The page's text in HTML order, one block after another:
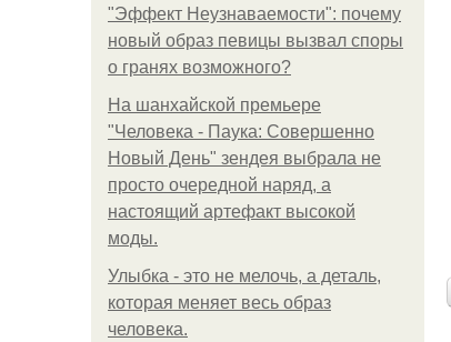
"Эффект Неузнаваемости": почему
новый образ певицы вызвал споры
о гранях возможного?
На шанхайской премьере
"Человека - Паука: Совершенно
Новый День" зендея выбрала не
просто очередной наряд, а
настоящий артефакт высокой
моды.
Улыбка - это не мелочь, а деталь,
которая меняет весь образ
человека.